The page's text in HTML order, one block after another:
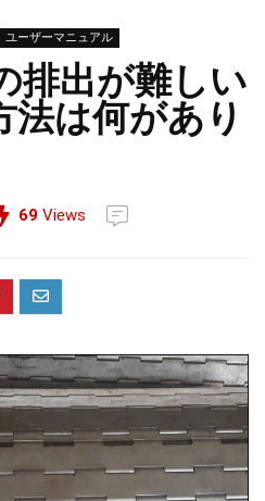
ユーザーマニュアル
排出が難しい
法は何があり
69 Views